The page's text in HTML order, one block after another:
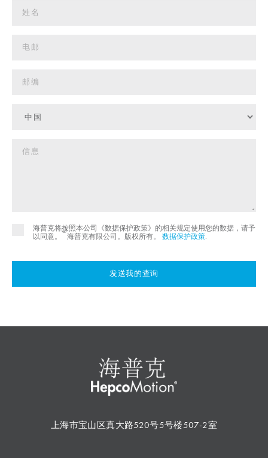
海普克将按照本公司《数据保护政策》的相关规定使用您的数据，请予
以同意。
©
海普克有限公司。版权所有。 数据保护政策.
发送我的查询
上海市宝山区真大路520号5号楼507-2室